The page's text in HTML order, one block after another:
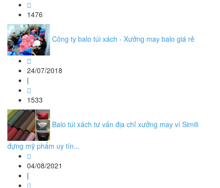
1476
Công ty balo túi xách - Xưởng may balo giá rẻ
24/07/2018
|
1533
Balo túi xách tư vấn địa chỉ xưởng may ví Simili
đựng mỹ phẩm uy tín...
04/08/2021
|